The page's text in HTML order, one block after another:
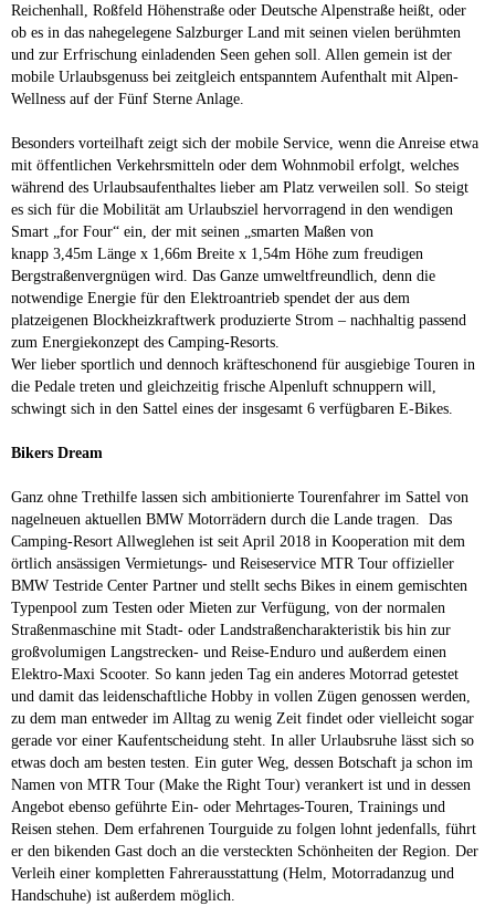
Reichenhall, Roßfeld Höhenstraße oder Deutsche Alpenstraße heißt, oder
ob es in das nahegelegene Salzburger Land mit seinen vielen berühmten
und zur Erfrischung einladenden Seen gehen soll. Allen gemein ist der
mobile Urlaubsgenuss bei zeitgleich entspanntem Aufenthalt mit Alpen-
Wellness auf der Fünf Sterne Anlage.
Besonders vorteilhaft zeigt sich der mobile Service, wenn die Anreise etwa
mit öffentlichen Verkehrsmitteln oder dem Wohnmobil erfolgt, welches
während des Urlaubsaufenthaltes lieber am Platz verweilen soll. So steigt
es sich für die Mobilität am Urlaubsziel hervorragend in den wendigen
Smart „for Four“ ein, der mit seinen „smarten Maßen von
knapp 3,45m Länge x 1,66m Breite x 1,54m Höhe zum freudigen
Bergstraßenvergnügen wird. Das Ganze umweltfreundlich, denn die
notwendige Energie für den Elektroantrieb spendet der aus dem
platzeigenen Blockheizkraftwerk produzierte Strom – nachhaltig passend
zum Energiekonzept des Camping-Resorts.
Wer lieber sportlich und dennoch kräfteschonend für ausgiebige Touren in
die Pedale treten und gleichzeitig frische Alpenluft schnuppern will,
schwingt sich in den Sattel eines der insgesamt 6 verfügbaren E-Bikes.
Bikers Dream
Ganz ohne Trethilfe lassen sich ambitionierte Tourenfahrer im Sattel von
nagelneuen aktuellen BMW Motorrädern durch die Lande tragen. Das
Camping-Resort Allweglehen ist seit April 2018 in Kooperation mit dem
örtlich ansässigen Vermietungs- und Reiseservice MTR Tour offizieller
BMW Testride Center Partner und stellt sechs Bikes in einem gemischten
Typenpool zum Testen oder Mieten zur Verfügung, von der normalen
Straßenmaschine mit Stadt- oder Landstraßencharakteristik bis hin zur
großvolumigen Langstrecken- und Reise-Enduro und außerdem einen
Elektro-Maxi Scooter. So kann jeden Tag ein anderes Motorrad getestet
und damit das leidenschaftliche Hobby in vollen Zügen genossen werden,
zu dem man entweder im Alltag zu wenig Zeit findet oder vielleicht sogar
gerade vor einer Kaufentscheidung steht. In aller Urlaubsruhe lässt sich so
etwas doch am besten testen. Ein guter Weg, dessen Botschaft ja schon im
Namen von MTR Tour (Make the Right Tour) verankert ist und in dessen
Angebot ebenso geführte Ein- oder Mehrtages-Touren, Trainings und
Reisen stehen. Dem erfahrenen Tourguide zu folgen lohnt jedenfalls, führt
er den bikenden Gast doch an die versteckten Schönheiten der Region. Der
Verleih einer kompletten Fahrerausstattung (Helm, Motorradanzug und
Handschuhe) ist außerdem möglich.